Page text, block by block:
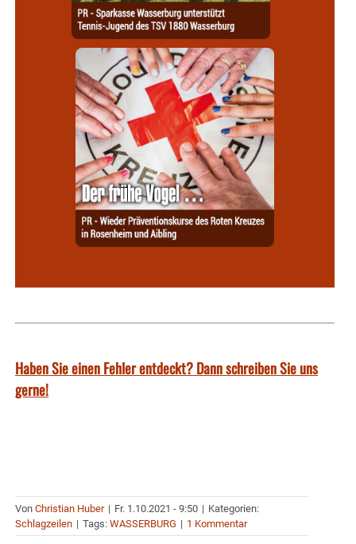
Haben Sie einen Fehler entdeckt? Dann schreiben Sie uns
gerne!
Von Christian Huber | Fr. 1.10.2021 - 9:50 | Kategorien:
Schlagzeilen | Tags: WASSERBURG | 1 Kommentar